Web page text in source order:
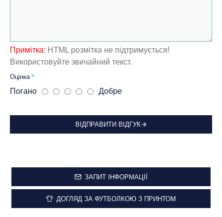
Примітка: HTML розмітка не підтримується!
Використовуйте звичайний текст.
Оцінка
Погано Добре
ВІДПРАВИТИ ВІДГУК
ЗАПИТ ІНФОРМАЦІЇ
ДОГЛЯД ЗА ФУТБОЛКОЮ З ПРИНТОМ